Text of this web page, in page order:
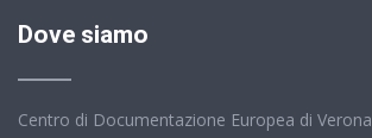
Dove siamo
Centro di Documentazione Europea di Verona